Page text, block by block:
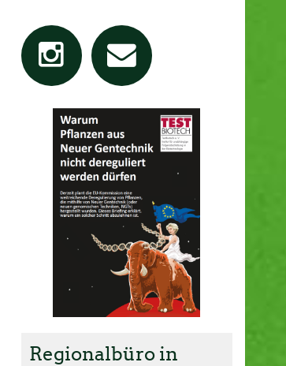
Regionalbüro in